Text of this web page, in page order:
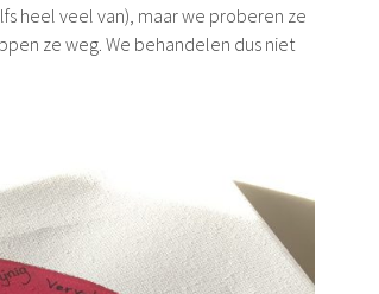
heel veel van), maar we proberen ze
ze weg. We behandelen dus niet